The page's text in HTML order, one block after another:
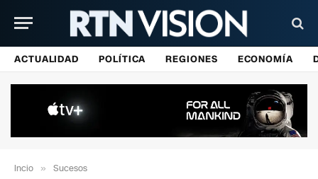
ACTUALIDAD POLÍTICA REGIONES ECONOMÍA
Incio » Sucesos